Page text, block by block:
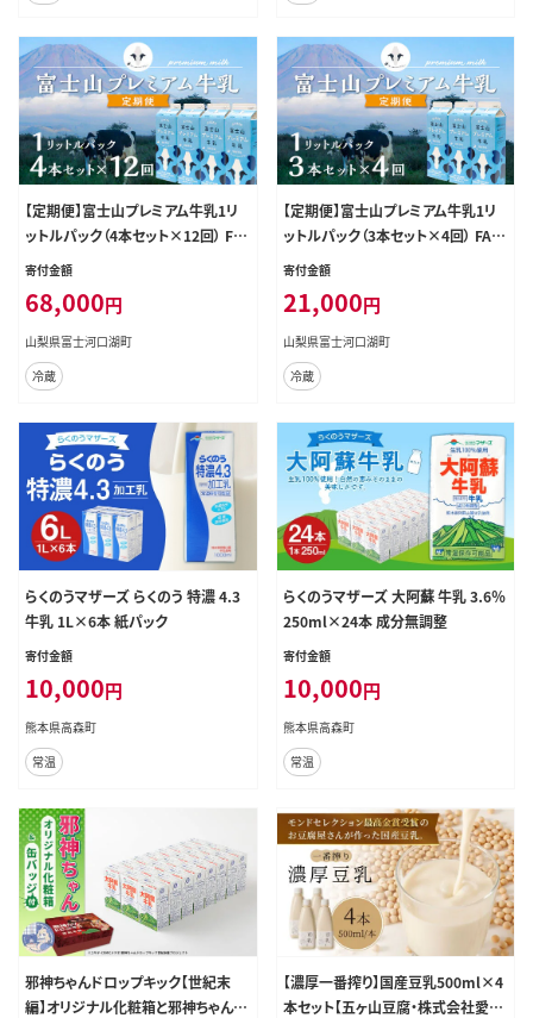
【定期便】富士山プレミアム牛乳1リ
ットルパック（4本セット×12回） FAT
009
寄付金額
68,000円
山梨県富士河口湖町
冷蔵
【定期便】富士山プレミアム牛乳1リ
ットルパック（3本セット×4回） FAT0
03
寄付金額
21,000円
山梨県富士河口湖町
冷蔵
らくのうマザーズ らくのう 特濃 4.3
牛乳 1L×6本 紙パック
寄付金額
10,000円
熊本県高森町
常温
らくのうマザーズ 大阿蘇 牛乳 3.6％
250ml×24本 成分無調整
寄付金額
10,000円
熊本県高森町
常温
邪神ちゃんドロップキック【世紀末
編】オリジナル化粧箱と邪神ちゃん田
【濃厚一番搾り】国産豆乳500ml×4
本セット【五ヶ山豆腐・株式会社愛し